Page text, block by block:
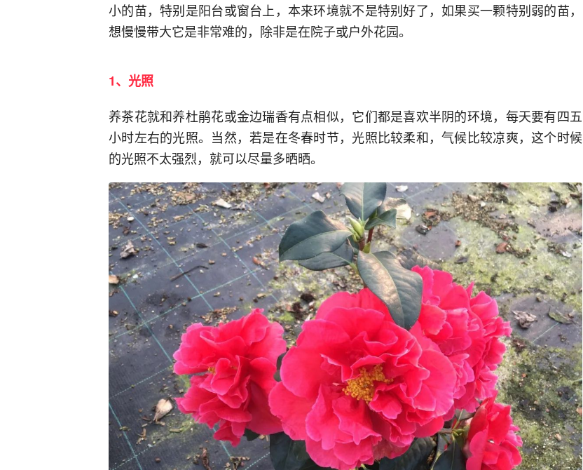
小的苗，特别是阳台或窗台上，本来环境就不是特别好了，如果买一颗特别弱的苗，
想慢慢带大它是非常难的，除非是在院子或户外花园。
1、光照
养茶花就和养杜鹃花或金边瑞香有点相似，它们都是喜欢半阴的环境，每天要有四五
小时左右的光照。当然，若是在冬春时节，光照比较柔和，气候比较凉爽，这个时候
的光照不太强烈，就可以尽量多晒晒。